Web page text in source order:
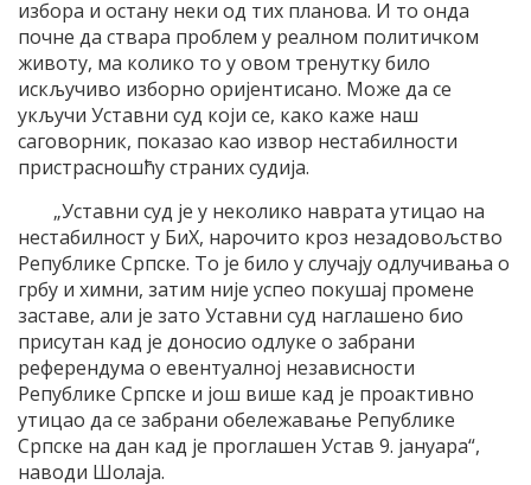
избора и остану неки од тих планова. И то онда
почне да ствара проблем у реалном политичком
животу, ма колико то у овом тренутку било
искључиво изборно оријентисано. Може да се
укључи Уставни суд који се, како каже наш
саговорник, показао као извор нестабилности
пристрасношћу страних судија.
„Уставни суд је у неколико наврата утицао на
нестабилност у БиХ, нарочито кроз незадовољство
Републике Српске. То је било у случају одлучивања о
грбу и химни, затим није успео покушај промене
заставе, али је зато Уставни суд наглашено био
присутан кад је доносио одлуке о забрани
референдума о евентуалној независности
Републике Српске и још више кад је проактивно
утицао да се забрани обележавање Републике
Српске на дан кад је проглашен Устав 9. јануара“,
наводи Шолаја.